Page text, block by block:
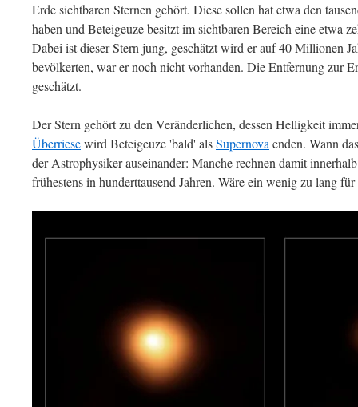
Erde sichtbaren Sternen gehört. Diese sollen hat etwa den
haben und Beteigeuze besitzt im sichtbaren Bereich eine etwa
Dabei ist dieser Stern jung, geschätzt wird er auf 40 Millionen
bevölkerten, war er noch nicht vorhanden. Die Entfernung zur
geschätzt.
Der Stern gehört zu den Veränderlichen, dessen Helligkeit
Überriesewird Beteigeuze 'bald' alsSupernova enden. Wann
der Astrophysiker auseinander: Manche rechnen damit
frühestens in hunderttausend Jahren. Wäre ein wenig zu lang